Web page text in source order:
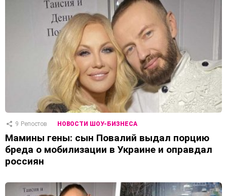
9 Репостов НОВОСТИ ШОУ-БИЗНЕСА
Мамины гены: сын Повалий выдал порцию
бреда о мобилизации в Украине и оправдал
россиян